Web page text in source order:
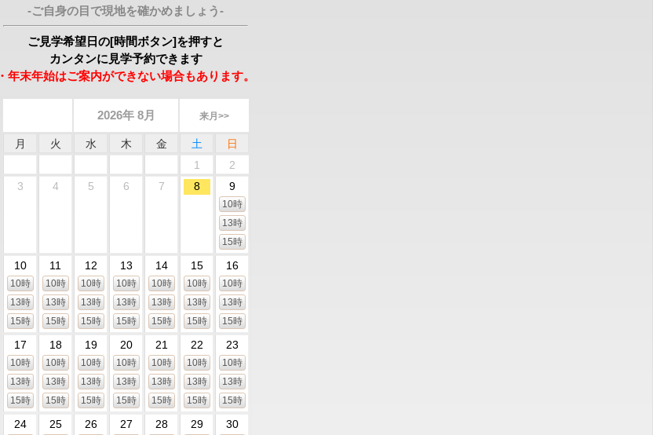
-ご自身の目で現地を確かめましょう-
ご見学希望日の[時間ボタン]を押すと
カンタンに見学予約できます
・年末年始はご案内ができない場合もあります。
2026年 8月 来月>>
月 火 水 木 金 土
日
1
2
3
4 5 6 7 8 9
10時
13時
15時
10
10時
13時
15時
11
10時
13時
15時
12
10時
13時
15時
13
10時
13時
15時
14
10時
13時
15時
15
10時
13時
15時
16
10時
13時
15時
17
10時
13時
15時
18
10時
13時
15時
19
10時
13時
15時
20
10時
13時
15時
21
10時
13時
15時
22
10時
13時
15時
23
10時
13時
15時
24 25 26 27 28 29 30